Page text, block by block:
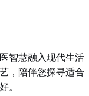
智慧融入现代生活
，陪伴您探寻适合
。